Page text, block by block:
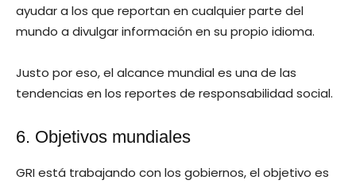
ayudar a los que reportan en cualquier parte del
mundo a divulgar información en su propio idioma.
Justo por eso, el alcance mundial es una de las
tendencias en los reportes de responsabilidad social.
6. Objetivos mundiales
GRI está trabajando con los gobiernos, el objetivo es